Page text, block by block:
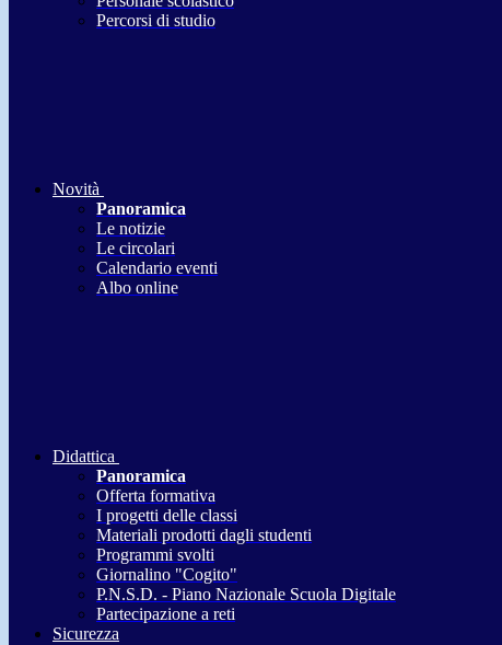
Percorsi di studio
Novità
Panoramica
Le notizie
Le circolari
Calendario eventi
Albo online
Didattica
Panoramica
Offerta formativa
I progetti delle classi
Materiali prodotti dagli studenti
Programmi svolti
Giornalino "Cogito"
P.N.S.D. - Piano Nazionale Scuola Digitale
Partecipazione a reti
Sicurezza